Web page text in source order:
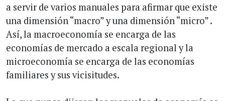
a servir de varios manuales para afirmar que existe
una dimensión “macro” y una dimensión “micro” .
Así, la macroeconomía se encarga de las
economías de mercado a escala regional y la
microeconomía se encarga de las economías
familiares y sus vicisitudes.